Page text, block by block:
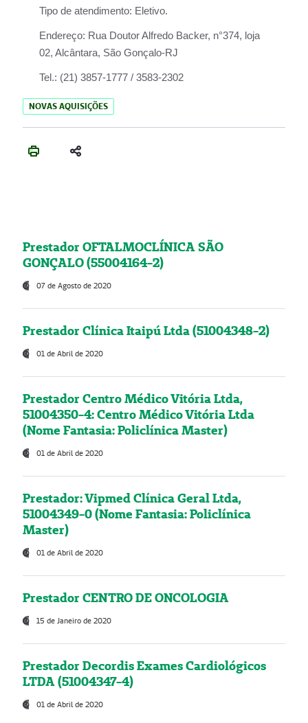
Tipo de atendimento: Eletivo.
Endereço: Rua Doutor Alfredo Backer, n°374, loja
02, Alcântara, São Gonçalo-RJ
Tel.: (21) 3857-1777 / 3583-2302
NOVAS AQUISIÇÕES
Prestador OFTALMOCLÍNICA SÃO
GONÇALO (55004164-2)
07 de Agosto de 2020
Prestador Clínica Itaipú Ltda (51004348-2)
01 de Abril de 2020
Prestador Centro Médico Vitória Ltda,
51004350-4: Centro Médico Vitória Ltda
(Nome Fantasia: Policlínica Master)
01 de Abril de 2020
Prestador: Vipmed Clínica Geral Ltda,
51004349-0 (Nome Fantasia: Policlínica
Master)
01 de Abril de 2020
Prestador CENTRO DE ONCOLOGIA
15 de Janeiro de 2020
Prestador Decordis Exames Cardiológicos
LTDA (51004347-4)
01 de Abril de 2020